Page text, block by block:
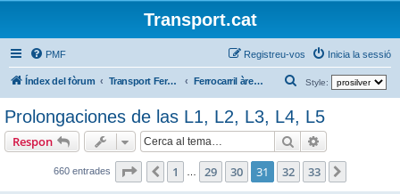
Transport.cat
PMF Inicia la sessió
Registreu-vos
Índex del fòrum Transport Ferroviari / Transporte Ferroviario Ferrocarril àrea Barcelona Style:
e
a
Prolongaciones de las L1, L2, L3, L4, L5
Respon Cerca
660 entrades Pàgina 31de33
Anterior
1 29 30 31 32 33